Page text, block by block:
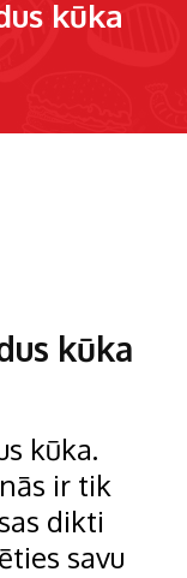
kūka
kūka
kūka.
ir tik
dikti
savu